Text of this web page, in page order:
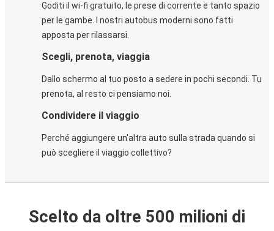
Goditi il wi-fi gratuito, le prese di corrente e tanto spazio
per le gambe. I nostri autobus moderni sono fatti
apposta per rilassarsi.
Scegli, prenota, viaggia
Dallo schermo al tuo posto a sedere in pochi secondi. Tu
prenota, al resto ci pensiamo noi.
Condividere il viaggio
Perché aggiungere un'altra auto sulla strada quando si
può scegliere il viaggio collettivo?
Scelto da oltre 500 milioni di